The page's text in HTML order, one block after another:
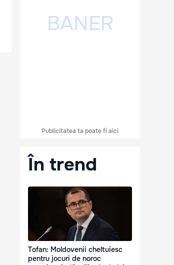
Publicitatea ta poate fi aici
În trend
Tofan: Moldovenii cheltuiesc
pentru jocuri de noroc